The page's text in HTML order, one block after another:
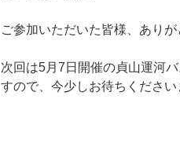
ご参加いただいた皆様、ありが
次回は5月7日開催の貞山運河
すので、今少しお待ちください